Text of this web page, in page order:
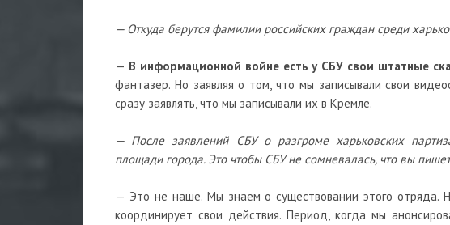
— Откуда берутся фамилии российских граждан среди
— В информационной войне есть у СБУ свои штатные
фантазер. Но заявляя о том, что мы записывали свои
сразу заявлять, что мы записывали их в Кремле.
— После заявлений СБУ о разгроме харьковских
площади города. Это чтобы СБУ не сомневалась, что вы
— Это не наше. Мы знаем о существовании этого отряда.
координирует свои действия. Период, когда мы